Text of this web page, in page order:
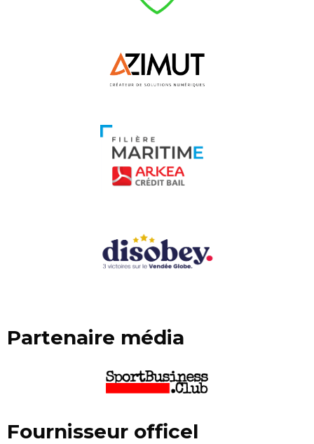
Partenaire média
Fournisseur officel